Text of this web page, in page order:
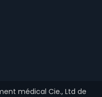
médical Cie., Ltd de